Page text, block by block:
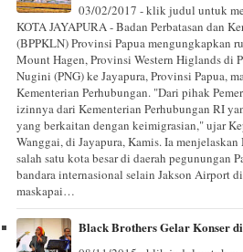
03/02/2017 - klik judul untuk
KOTA JAYAPURA - Badan Perbatasan dan
(BPPKLN) Provinsi Papua mengungkapkan
Mount Hagen, Provinsi Western Higlands di
Nugini (PNG) ke Jayapura, Provinsi Papua,
Kementerian Perhubungan. "Dari pihak
izinnya dari Kementerian Perhubungan RI
yang berkaitan dengan keimigrasian," ujar
Wanggai, di Jayapura, Kamis. Ia
salah satu kota besar di daerah pegunungan
bandara internasional selain Jakson Airport
maskapai…
Black Brothers Gelar Konser